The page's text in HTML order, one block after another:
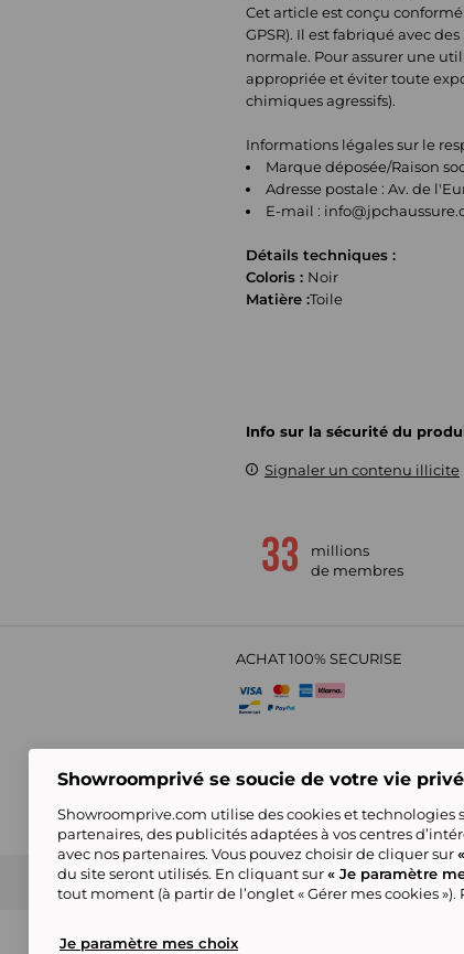
Cet article est conçu
GPSR). Il est fabriqué avec
normale. Pour assurer une
appropriée et éviter toute
chimiques agressifs).
Informations légales sur le
Marque déposée/Raison
Adresse postale : Av. de
E-mail :
Détails techniques :
Coloris : Noir
Matière :Toile
Info sur la sécurité du
Signaler un contenu illicite
millions
de membres
ACHAT 100% SECURISE
CGV Politique de Confidentialité
© showroomprive.be 2026
Showroomprivé se soucie de votre vie
Showroomprive.com utilise des cookies et technologies
partenaires, des publicités adaptées à vos centres
avec nos partenaires. Vous pouvez choisir de cliquer sur
du site seront utilisés. En cliquant sur« Je paramètre
tout moment (à partir de l’onglet « Gérer mes cookies
Je paramètre mes choix